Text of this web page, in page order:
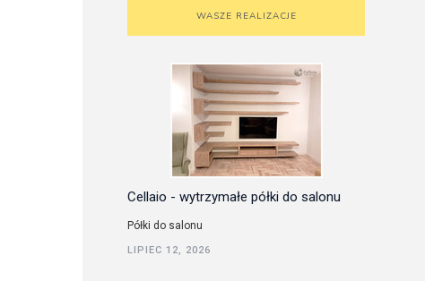
WASZE REALIZACJE
Cellaio - wytrzymałe półki do salonu
Półki do salonu
LIPIEC 12, 2026